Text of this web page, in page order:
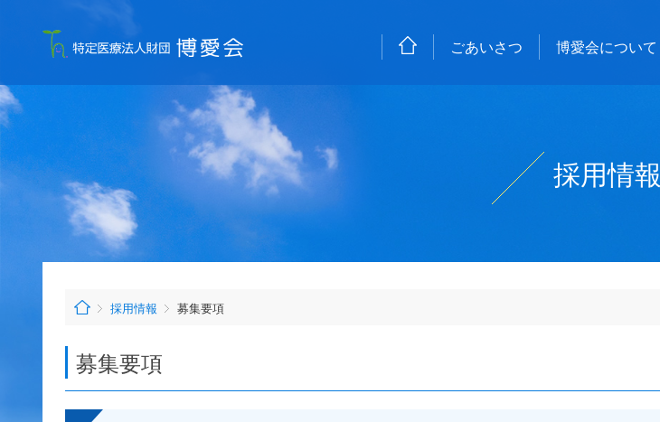
ごあいさつ 博愛会について
採用情報
採用情報 募集要項
募集要項